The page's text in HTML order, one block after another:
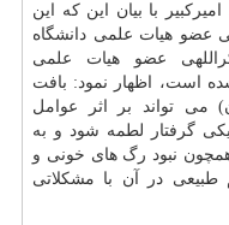
با بیان این كه این
عضو هیات علمی دانشگاه
عضو هیات علمی
است، اظهار نمود: بافت
می تواند بر اثر عوامل
گرفتار لطمه شود و به
نبود رگ های خونی و
در آن با مشكلاتی